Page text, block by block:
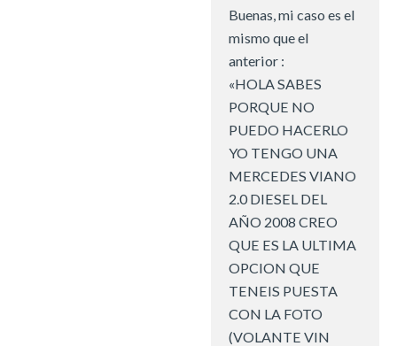
Buenas, mi caso es el
mismo que el
anterior :
«HOLA SABES
PORQUE NO
PUEDO HACERLO
YO TENGO UNA
MERCEDES VIANO
2.0 DIESEL DEL
AÑO 2008 CREO
QUE ES LA ULTIMA
OPCION QUE
TENEIS PUESTA
CON LA FOTO
(VOLANTE VIN